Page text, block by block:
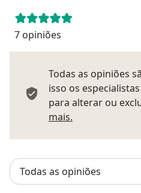
7 opiniões
Todas as opiniões
isso os
para alterar ou
mais.